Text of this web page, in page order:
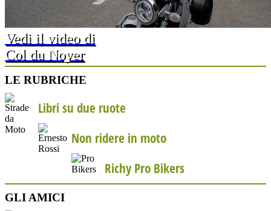
Vedi il video di
Col du Noyer
LE RUBRICHE
Libri su due ruote
Non ridere in moto
Richy Pro Bikers
GLI AMICI